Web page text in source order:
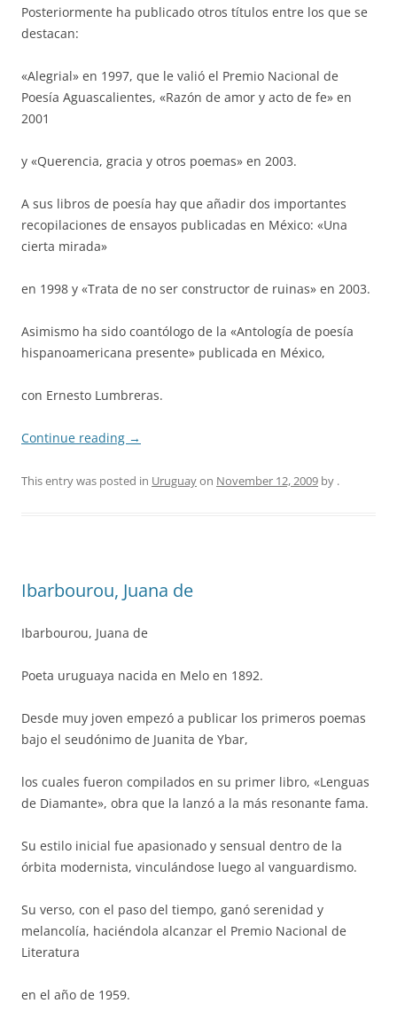
Posteriormente ha publicado otros títulos entre los que se
destacan:
«Alegrial» en 1997, que le valió el Premio Nacional de
Poesía Aguascalientes, «Razón de amor y acto de fe» en
2001
y «Querencia, gracia y otros poemas» en 2003.
A sus libros de poesía hay que añadir dos importantes
recopilaciones de ensayos publicadas en México: «Una
cierta mirada»
en 1998 y «Trata de no ser constructor de ruinas» en 2003.
Asimismo ha sido coantólogo de la «Antología de poesía
hispanoamericana presente» publicada en México,
con Ernesto Lumbreras.
Continue reading →
This entry was posted in Uruguayon November 12, 2009 by .
Ibarbourou, Juana de
Ibarbourou, Juana de
Poeta uruguaya nacida en Melo en 1892.
Desde muy joven empezó a publicar los primeros poemas
bajo el seudónimo de Juanita de Ybar,
los cuales fueron compilados en su primer libro, «Lenguas
de Diamante», obra que la lanzó a la más resonante fama.
Su estilo inicial fue apasionado y sensual dentro de la
órbita modernista, vinculándose luego al vanguardismo.
Su verso, con el paso del tiempo, ganó serenidad y
melancolía, haciéndola alcanzar el Premio Nacional de
Literatura
en el año de 1959.